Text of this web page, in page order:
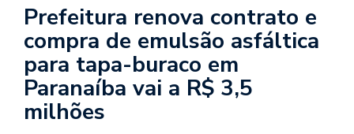
Prefeitura renova contrato e
compra de emulsão asfáltica
para tapa-buraco em
Paranaíba vai a R$ 3,5
milhões